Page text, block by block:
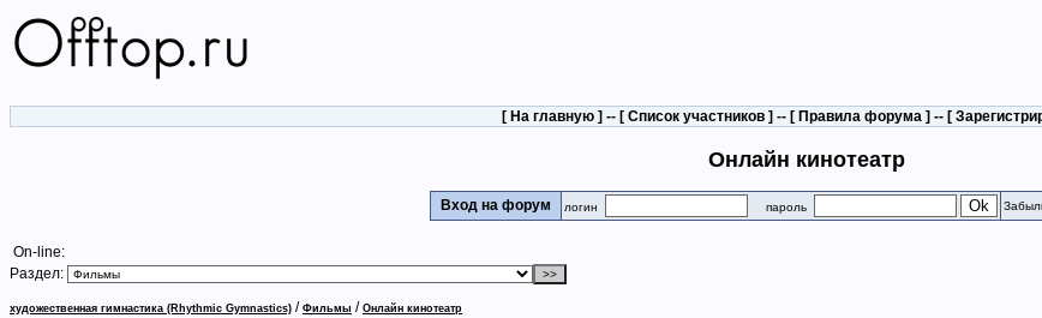
[ На главную ] -- [ Список участников ] -- [ Правила форума ] -- [
Онлайн кинотеатр
Вход на форум логин пароль
On-line:
Раздел:
художественная гимнастика (Rhythmic Gymnastics) / Фильмы / Онлайн кинотеатр